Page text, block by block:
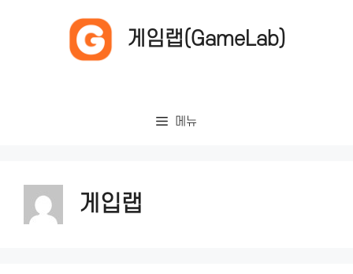
게임랩(GameLab)
메뉴
게입랩